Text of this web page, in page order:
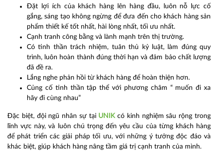
Đặt lợi ích của khách hàng lên hàng đầu, luôn nỗ lực cố
gắng, sáng tạo không ngừng để đưa đến cho khách hàng sản
phẩm thiết kế tốt nhất, hài lòng nhất, tối ưu nhất.
Cạnh tranh công bằng và lành mạnh trên thị trường.
Có tinh thần trách nhiệm, tuân thủ kỷ luật, làm đúng quy
trình, luôn hoàn thành đúng thời hạn và đảm bảo chất lượng
đã đề ra.
Lắng nghe phản hồi từ khách hàng để hoàn thiện hơn.
Củng cố tinh thần tập thể với phương châm “ muốn đi xa
hãy đi cùng nhau”
Đặc biệt, đội ngũ nhân sự tại UNIKcó kinh nghiệm sâu rộng trong
lĩnh vực này, và luôn chú trọng đến yêu cầu của từng khách hàng
để phát triển các giải pháp tối ưu, với những ý tưởng độc đáo và
khác biệt, giúp khách hàng nâng tầm giá trị cạnh tranh của mình.